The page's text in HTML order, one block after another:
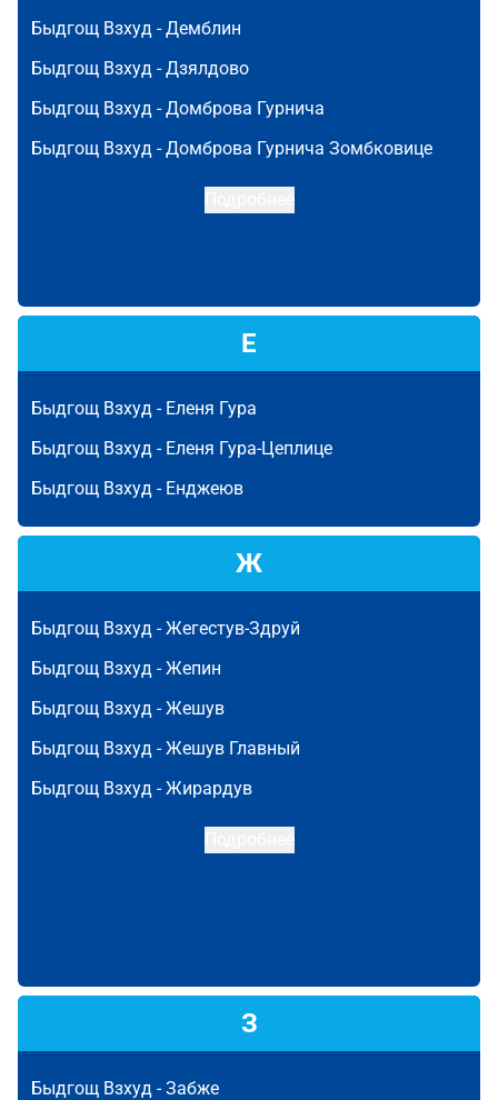
Быдгощ Взхуд -Демблин
Быдгощ Взхуд -Дзялдово
Быдгощ Взхуд -Домброва Гурнича
Быдгощ Взхуд -Домброва Гурнича Зомбковице
Е
Быдгощ Взхуд - Еленя Гура
Быдгощ Взхуд - Еленя Гура-Цеплице
Быдгощ Взхуд - Енджеюв
Ж
Быдгощ Взхуд -Жегестув-Здруй
Быдгощ Взхуд -Жепин
Быдгощ Взхуд -Жешув
Быдгощ Взхуд -Жешув Главный
Быдгощ Взхуд -Жирардув
З
Быдгощ Взхуд -Забже